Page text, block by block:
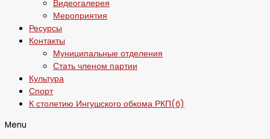
Видеогалерея
Мероприятия
Ресурсы
Контакты
Муниципальные отделения
Стать членом партии
Культура
Спорт
К столетию Ингушского обкома РКП(б)
Menu